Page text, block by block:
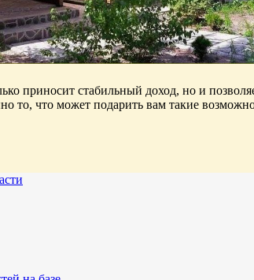
приносит стабильный доход, но и
то, что может подарить вам такие